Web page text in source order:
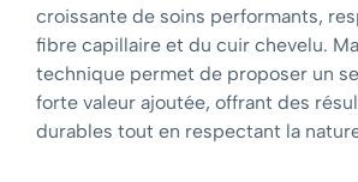
croissante de soins performants,
fibre capillaire et du cuir chevelu.
technique permet de proposer un
forte valeur ajoutée, offrant des
durables tout en respectant la